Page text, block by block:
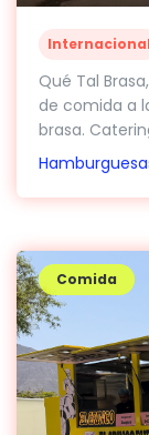
Internacional
Qué Tal
de comida a
brasa.
Comida